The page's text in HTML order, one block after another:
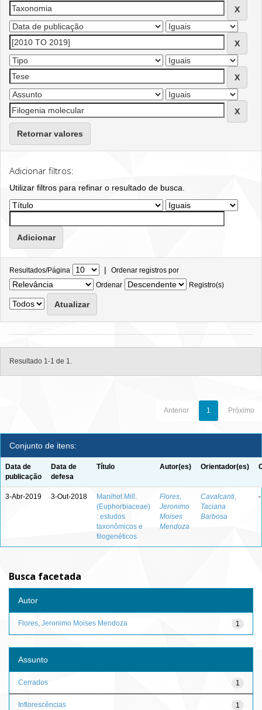
Retornar valores
Adicionar filtros:
Utilizar filtros para refinar o resultado de busca.
Resultados/Página | Ordenar registros por
Ordenar
Registro(s)
Resultado 1-1 de 1.
Anterior 1 Próximo
Conjunto de itens:
Data de
publicação
Data de
defesa
Título Autor(es) Orientador(es)
3-Abr-2019 3-Out-2018
Manihot Mill.
(Euphorbiaceae)
: estudos
taxonômicos e
filogenéticos
Flores,
Jeronimo
Moises
Mendoza
Cavalcanti,
Taciana
Barbosa
-
Busca facetada
Autor
1
Flores, Jeronimo Moises Mendoza
Assunto
1
Cerrados
1
Inflorescências